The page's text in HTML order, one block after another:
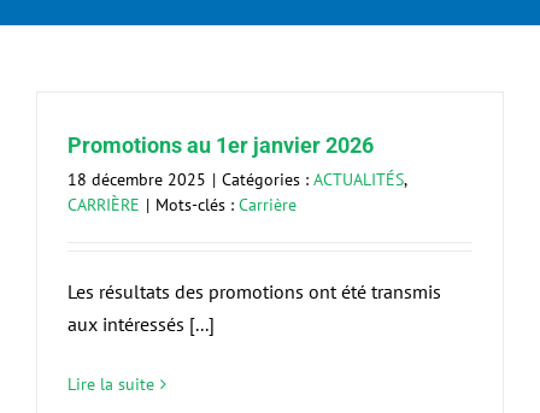
Promotions au 1er janvier 2026
18 décembre 2025 | Catégories : ACTUALITÉS,
CARRIÈRE | Mots-clés : Carrière
Les résultats des promotions ont été transmis
aux intéressés [...]
Lire la suite